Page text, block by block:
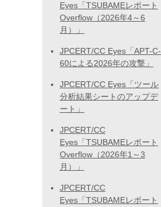
Eyes「TSUBAMEレポート
Overflow（2026年4～6
月）」
JPCERT/CC Eyes「APT-C-
60による2026年の攻撃」
JPCERT/CC Eyes「ツール
分析結果シートのアップデ
ート」
JPCERT/CC
Eyes「TSUBAMEレポート
Overflow（2026年1～3
月）」
JPCERT/CC
Eyes「TSUBAMEレポート